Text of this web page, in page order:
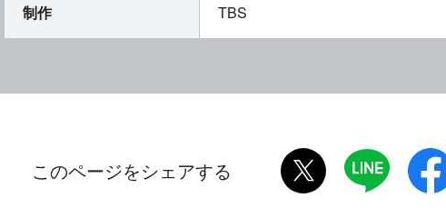
制作 TBS
このページをシェアする
twitter LINE